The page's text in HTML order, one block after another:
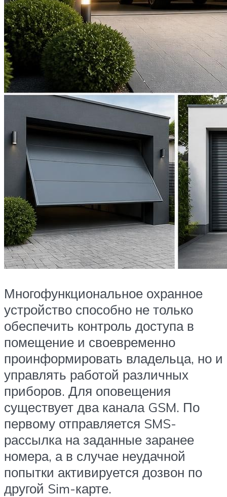
Многофункциональное охранное
устройство способно не только
обеспечить контроль доступа в
помещение и своевременно
проинформировать владельца, но и
управлять работой различных
приборов. Для оповещения
существует два канала GSM. По
первому отправляется SMS-
рассылка на заданные заранее
номера, а в случае неудачной
попытки активируется дозвон по
другой Sim-карте.